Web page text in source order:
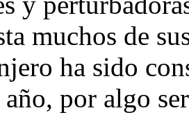
muchos de
ha sido
por algo